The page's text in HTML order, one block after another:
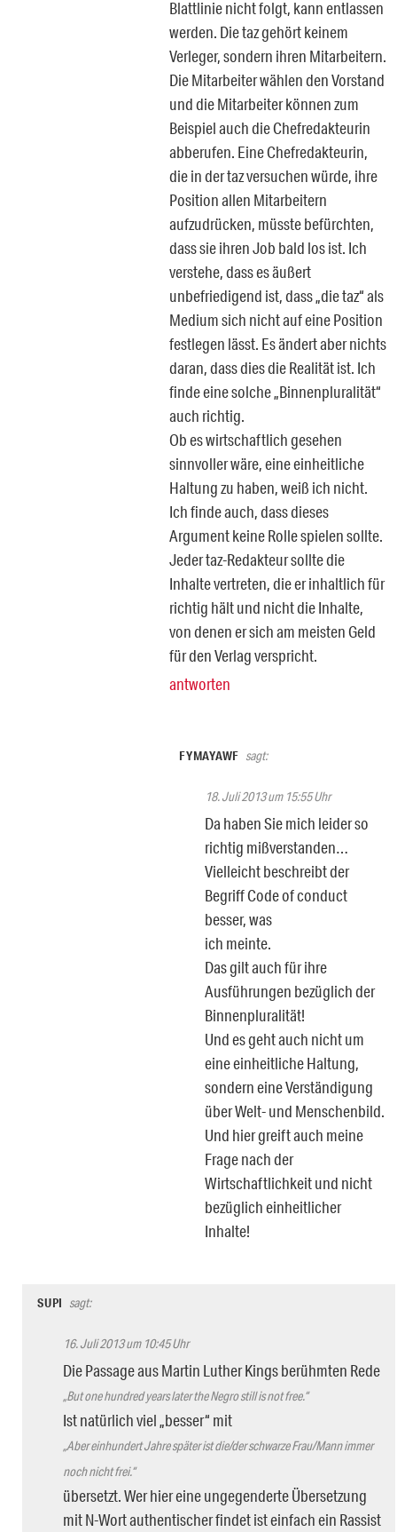
Blattlinie nicht folgt, kann entlassen
werden. Die taz gehört keinem
Verleger, sondern ihren Mitarbeitern.
Die Mitarbeiter wählen den Vorstand
und die Mitarbeiter können zum
Beispiel auch die Chefredakteurin
abberufen. Eine Chefredakteurin,
die in der taz versuchen würde, ihre
Position allen Mitarbeitern
aufzudrücken, müsste befürchten,
dass sie ihren Job bald los ist. Ich
verstehe, dass es äußert
unbefriedigend ist, dass „die taz“ als
Medium sich nicht auf eine Position
festlegen lässt. Es ändert aber nichts
daran, dass dies die Realität ist. Ich
finde eine solche „Binnenpluralität“
auch richtig.
Ob es wirtschaftlich gesehen
sinnvoller wäre, eine einheitliche
Haltung zu haben, weiß ich nicht.
Ich finde auch, dass dieses
Argument keine Rolle spielen sollte.
Jeder taz-Redakteur sollte die
Inhalte vertreten, die er inhaltlich für
richtig hält und nicht die Inhalte,
von denen er sich am meisten Geld
für den Verlag verspricht.
antworten
FYMAYAWF sagt:
18. Juli 2013 um 15:55 Uhr
Da haben Sie mich leider so
richtig mißverstanden…
Vielleicht beschreibt der
Begriff Code of conduct
besser, was
ich meinte.
Das gilt auch für ihre
Ausführungen bezüglich der
Binnenpluralität!
Und es geht auch nicht um
eine einheitliche Haltung,
sondern eine Verständigung
über Welt- und Menschenbild.
Und hier greift auch meine
Frage nach der
Wirtschaftlichkeit und nicht
bezüglich einheitlicher
Inhalte!
SUPI sagt:
16. Juli 2013 um 10:45 Uhr
Die Passage aus Martin Luther Kings berühmten Rede
„But one hundred years later the Negro still is not free.“
Ist natürlich viel „besser“ mit
„Aber einhundert Jahre später ist die/der schwarze Frau/Mann immer
noch nicht frei.“
übersetzt. Wer hier eine ungegenderte Übersetzung
mit N-Wort authentischer findet ist einfach ein Rassist